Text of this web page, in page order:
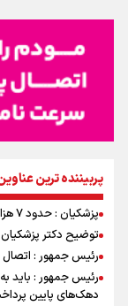
پربیننده ترین
پزشکیان : حدود ۷ هزار مگاوات نیروگاه پنل خورشیدی وارد مدار شده است
توضیح دکتر
رئیس جمهور : اتصال
رئیس جمهور : باید
دهک‌های پایین